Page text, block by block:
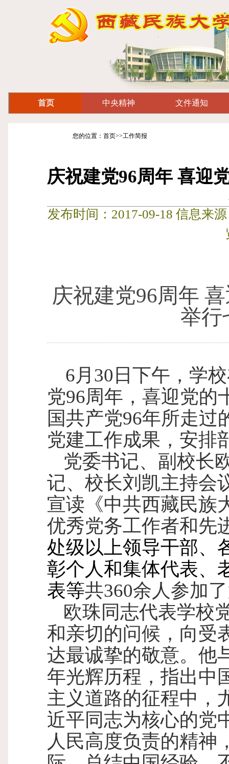
首页 中央精神 文件通知
您的位置：首页>>工作简报
庆祝建党96周年 喜
发布时间：2017-09-18 信息来
庆祝建党96周年
举行
6月 30 日下午，学
党96周年，喜迎党的
国共产党96年所走过
党建工作成果，安排
党委书记、副校长
记、校长刘凯主持会
宣读《中共西藏民族
优秀党务工作者和先
处级以上领导干部、
彰个人和集体代表、
表等共360余人参加
欧珠同志代表学校
和亲切的问候，向受
达最诚挚的敬意。他
年光辉历程，指出中
主义道路的征程中，
近平同志为核心的党
人民高度负责的精神